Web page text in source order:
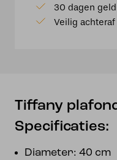
aantal
30 dagen
Veilig
Tiffany
Specificaties:
Diameter: 40 cm